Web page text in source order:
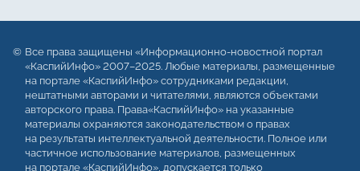
Все права защищены «Информационно-новостной портал
«КаспийИнфо» 2007–2025. Любые материалы, размещенные
на портале «КаспийИнфо» сотрудниками редакции,
нештатными авторами и читателями, являются объектами
авторского права. Права«КаспийИнфо» на указанные
материалы охраняются законодательством о правах
на результаты интеллектуальной деятельности. Полное или
частичное использование материалов, размещенных
на портале «КаспийИнфо», допускается только